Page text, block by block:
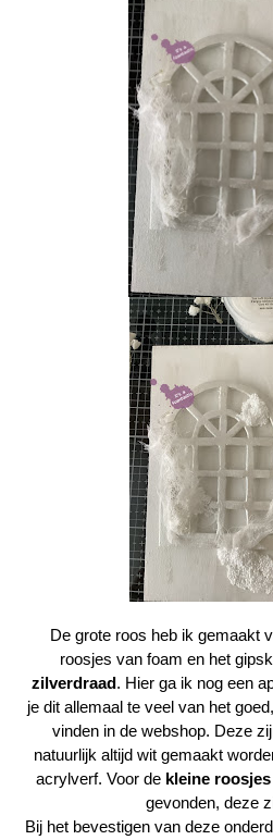
De grote roos heb ik gemaakt
roosjes van foam en het
zilverdraad. Hier ga ik nog een
je dit allemaal te veel van het
vinden in de webshop. Deze
natuurlijk altijd wit gemaakt
acrylverf. Voor de kleine roosjes
gevonden, deze
Bij het bevestigen van deze